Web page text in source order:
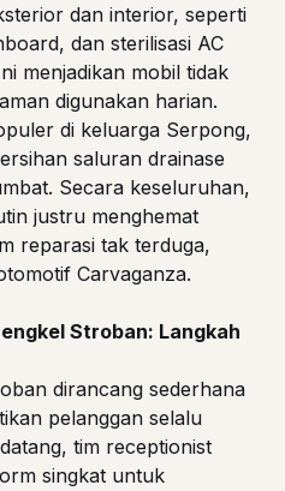
dan interior, seperti
dan sterilisasi AC
menjadikan mobil tidak
digunakan harian.
di keluarga Serpong,
saluran drainase
Secara keseluruhan,
justru menghemat
reparasi tak terduga,
Carvaganza.
Stroban: Langkah
dirancang sederhana
pelanggan selalu
tim receptionist
singkat untuk